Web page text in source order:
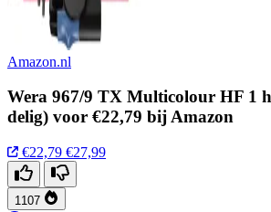
Amazon.nl
Wera 967/9 TX Multicolour HF 1
delig) voor €22,79 bij Amazon
€22,79 €27,99
1107